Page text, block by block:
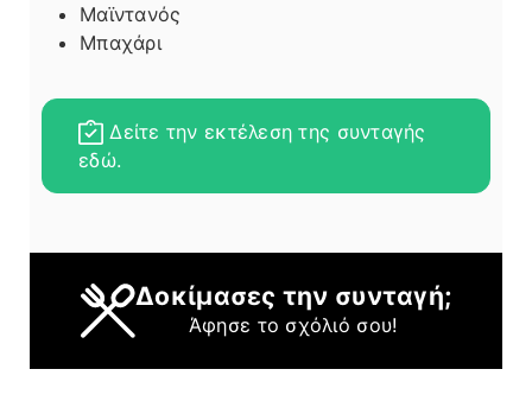
Μαϊντανός
Μπαχάρι
Δείτε την εκτέλεση της συνταγής
εδώ.
Δοκίμασες την συνταγή;
Άφησε το σχόλιό σου!